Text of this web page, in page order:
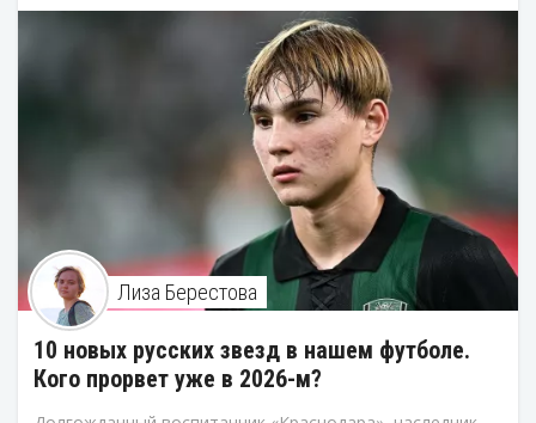
Лиза Берестова
10 новых русских звезд в нашем футболе.
Кого прорвет уже в 2026-м?